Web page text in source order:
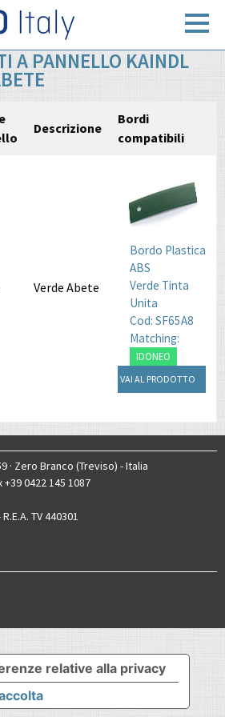
A PANNELLO KAINDL
Descrizione
Bordi
compatibili
Verde Abete
Bordo Plastica
ABS
Verde Tinta
Unita
Cod: SF65A8
Matching:
IDONEO
VAI AL PRODOTTO
· Zero Branco (Treviso) - Italia
+39 0422 145 1087
TV 440301
relative alla privacy